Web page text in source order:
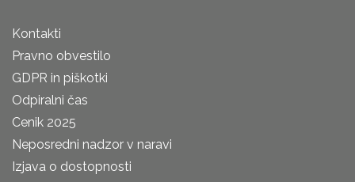
Kontakti
Pravno obvestilo
GDPR in piškotki
Odpiralni čas
Cenik 2025
Neposredni nadzor v naravi
Izjava o dostopnosti